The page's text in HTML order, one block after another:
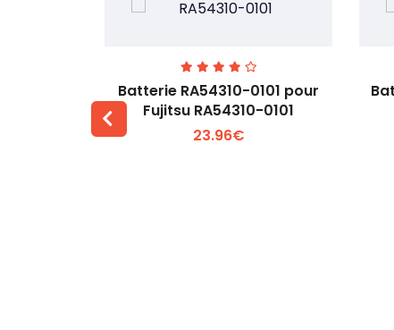
Voir plus +
Batterie RA54310-0101 pour
Fujitsu RA54310-0101
23.96€